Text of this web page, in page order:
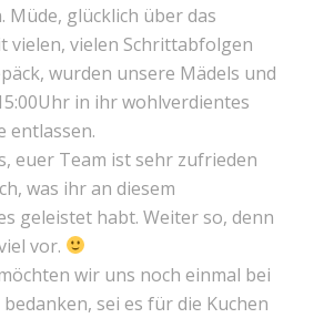
Müde, glücklich über das
vielen, vielen Schrittabfolgen
wurden unsere Mädels und
in ihr wohlverdientes
entlassen.
euer Team ist sehr zufrieden
was ihr an diesem
geleistet habt. Weiter so, denn
vor.
wir uns noch einmal bei
sei es für die Kuchen